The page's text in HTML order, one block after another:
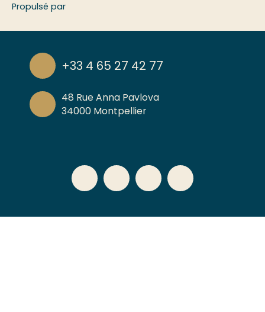
Propulsé par
+33 4 65 27 42 77
48 Rue Anna Pavlova
34000 Montpellier